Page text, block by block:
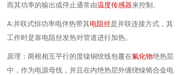
而其功率的输出或停止通常由温度传感器来控制。
A:并联式恒功率电伴热带其电阻丝是并联连接方式，其
工作时是靠电阻丝发热对管道进行加热。
原理：两根相互平行的度镍铜绞线包覆在氟化物绝热层
中，作为电源母线，并且在内绝热层外缠绕镍铬合金电